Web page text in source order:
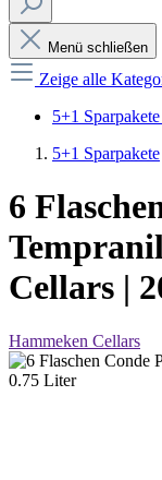
Menü schließen
Zeige alle
5+1
5+1 Sparpakete
6
Cellars |
Hammeken Cellars